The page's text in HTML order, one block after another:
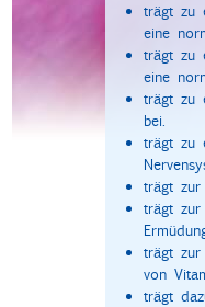
trägt zu
eine
trägt zu
eine
trägt zu
bei.
trägt zu
trägt zur
trägt zur
trägt zur
von
trägt